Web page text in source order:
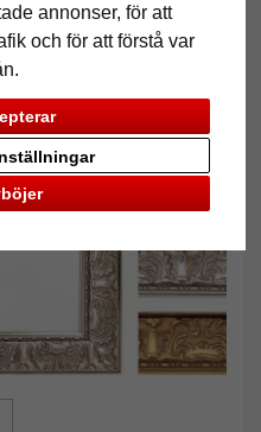
annonser, för att
och för att förstå var